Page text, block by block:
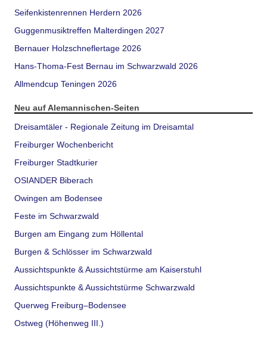
Seifenkistenrennen Herdern 2026
Guggenmusiktreffen Malterdingen 2027
Bernauer Holzschneflertage 2026
Hans-Thoma-Fest Bernau im Schwarzwald 2026
Allmendcup Teningen 2026
Neu auf Alemannischen-Seiten
Dreisamtäler - Regionale Zeitung im Dreisamtal
Freiburger Wochenbericht
Freiburger Stadtkurier
OSIANDER Biberach
Owingen am Bodensee
Feste im Schwarzwald
Burgen am Eingang zum Höllental
Burgen & Schlösser im Schwarzwald
Aussichtspunkte & Aussichtstürme am Kaiserstuhl
Aussichtspunkte & Aussichtstürme Schwarzwald
Querweg Freiburg–Bodensee
Ostweg (Höhenweg III.)